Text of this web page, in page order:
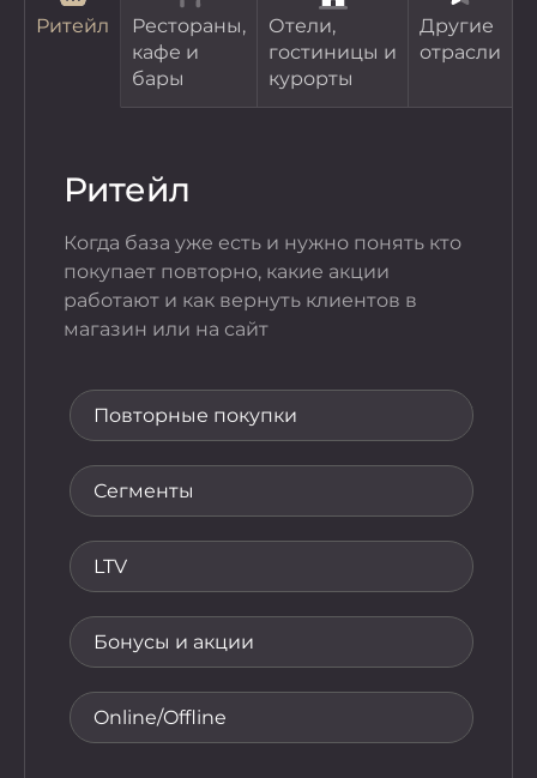
Ритейл
Рестораны,
кафе и
бары
Отели,
гостиницы и
курорты
Другие
отрасли
Ритейл
Когда база уже есть и нужно понять кто
покупает повторно, какие акции
работают и как вернуть клиентов в
магазин или на сайт
Повторные покупки
Сегменты
LTV
Бонусы и акции
Online/Offline